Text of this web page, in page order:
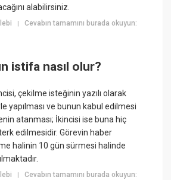
alabilirsiniz.
|Cevabın tamamını burada okuyun:
istifa nasıl olur?
çekilme isteğinin yazılı olarak
yapılması ve bunun kabul edilmesi
atanması; İkincisi ise buna hiç
edilmesidir. Görevin haber
halinin 10 gün sürmesi halinde
|Cevabın tamamını burada okuyun: